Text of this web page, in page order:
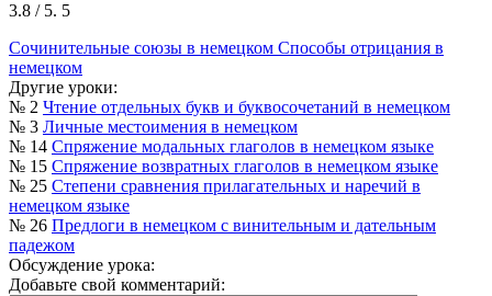
3.8 / 5. 5
Сочинительные союзы в немецком Способы отрицания в
немецком
Другие уроки:
№ 2 Чтение отдельных букв и буквосочетаний в немецком
№ 3 Личные местоимения в немецком
№ 14 Спряжение модальных глаголов в немецком языке
№ 15 Спряжение возвратных глаголов в немецком языке
№ 25 Степени сравнения прилагательных и наречий в
немецком языке
№ 26 Предлоги в немецком с винительным и дательным
падежом
Обсуждение урока:
Добавьте свой комментарий: